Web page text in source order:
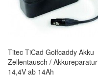
Titec TiCad Golfcaddy Akku
Zellentausch / Akkureparatur
14,4V ab 14Ah